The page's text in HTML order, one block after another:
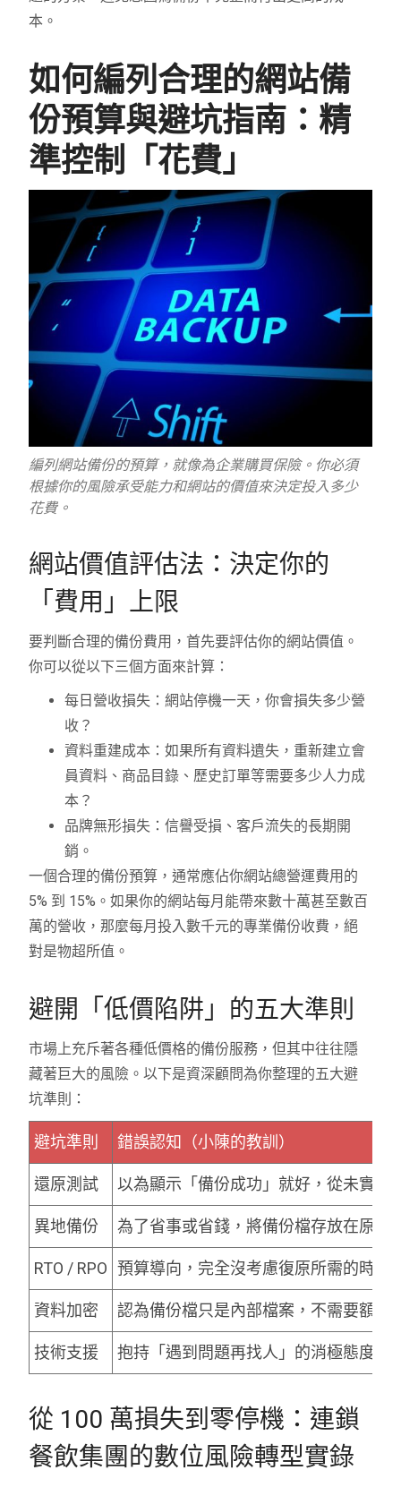
本 。
如何編列合理的網站備
份預算與避坑指南：精
準控制「花費」
編列網站備份的預算，就像為企業購買保險。你必須
根據你的風險承受能力和網站的價值來決定投入多少
花費。
網站價值評估法：決定你的
「費用」上限
要判斷合理的備份費用，首先要評估你的網站價值。
你可以從以下三個方面來計算：
每日營收損失：網站停機一天，你會損失多少營
收？
資料重建成本：如果所有資料遺失，重新建立會
員資料、商品目錄、歷史訂單等需要多少人力成
本？
品牌無形損失：信譽受損、客戶流失的長期開
銷。
一個合理的備份預算，通常應佔你網站總營運費用的
5% 到 15%。如果你的網站每月能帶來數十萬甚至數百
萬的營收，那麼每月投入數千元的專業備份收費，絕
對是物超所值。
避開「低價陷阱」的五大準則
市場上充斥著各種低價格的備份服務，但其中往往隱
藏著巨大的風險。以下是資深顧問為你整理的五大避
坑準則：
避坑準則 錯誤認知（小陳的教訓）
還原測試 以為顯示「備份成功」就好，從未實際
異地備份 為了省事或省錢，將備份檔存放在原主
RTO / RPO 預算導向，完全沒考慮復原所需的時長
資料加密 認為備份檔只是內部檔案，不需要額外
技術支援 抱持「遇到問題再找人」的消極態度，
從 100 萬損失到零停機：連鎖
餐飲集團的數位風險轉型實錄